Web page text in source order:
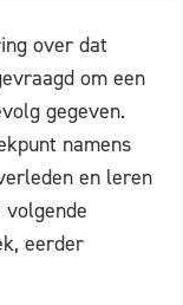
over dat
om een
gegeven.
namens
en leren
eerder